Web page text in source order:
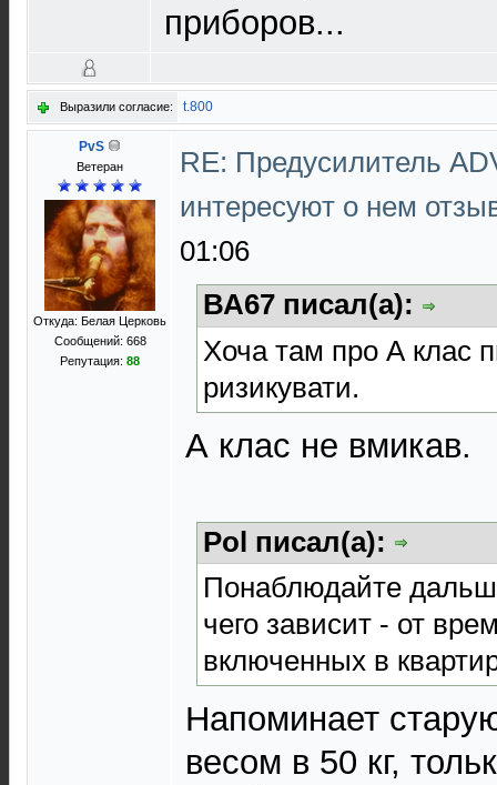
приборов...
Выразили согласие: t.800
PvS
Ветеран
Откуда: Белая Церковь
Сообщений: 668
Репутация: 88
RE: Предусилитель
интересуют о нем
01:06
ВА67 писал(а):
Хоча там про А клас
ризикувати.
А клас не вмикав.
Pol писал(а):
Понаблюдайте
чего зависит - от
включенных в
Напоминает
весом в 50 кг,